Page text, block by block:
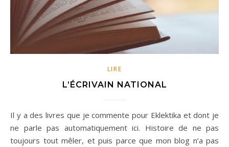
LIRE
L’ÉCRIVAIN NATIONAL
Il y a des livres que je commente pour Eklektika et dont je
ne parle pas automatiquement ici. Histoire de ne pas
toujours tout mêler, et puis parce que mon blog n’a pas